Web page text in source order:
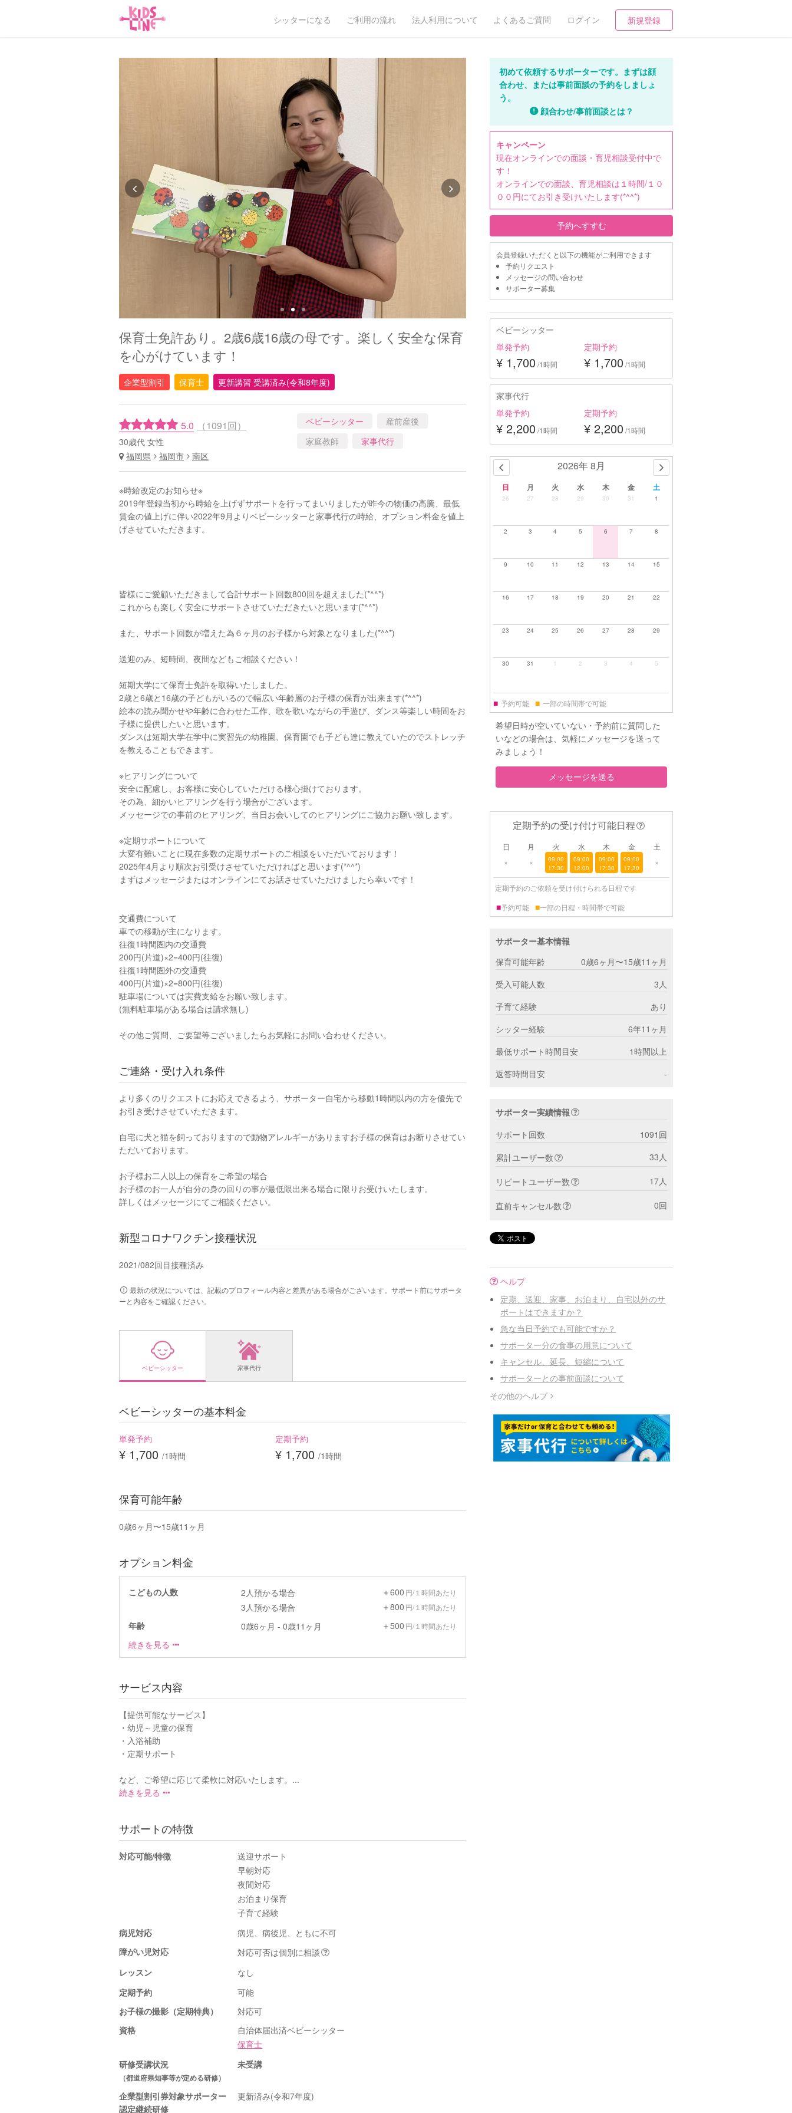
シッターになる ご利用の流れ 法人利用について よくあるご質問 ログイン 新規登録
保育士免許あり。2歳6歳16歳の母です。楽しく安全な保育
を心がけています！
企業型割引 保育士 更新講習 受講済み(令和8年度)
5.0 （1091回）
30歳代 女性
福岡県
福岡市 南区
ベビーシッター
産前産後
家庭教師
家事代行
※時給改定のお知らせ※
2019年登録当初から時給を上げずサポートを行ってまいりましたが昨今の物価の高騰、最低
賃金の値上げに伴い2022年9月よりベビーシッターと家事代行の時給、オプション料金を値上
げさせていただきます。
皆様にご愛顧いただきまして合計サポート回数800回を超えました(*^^*)
これからも楽しく安全にサポートさせていただきたいと思います(*^^*)
また、サポート回数が増えた為６ヶ月のお子様から対象となりました(*^^*)
送迎のみ、短時間、夜間などもご相談ください！
短期大学にて保育士免許を取得いたしました。
2歳と6歳と16歳の子どもがいるので幅広い年齢層のお子様の保育が出来ます(*^^*)
絵本の読み聞かせや年齢に合わせた工作、歌を歌いながらの手遊び、ダンス等楽しい時間をお
子様に提供したいと思います。
ダンスは短期大学在学中に実習先の幼稚園、保育園でも子ども達に教えていたのでストレッチ
を教えることもできます。
※ヒアリングについて
安全に配慮し、お客様に安心していただける様心掛けております。
その為、細かいヒアリングを行う場合がございます。
メッセージでの事前のヒアリング、当日お会いしてのヒアリングにご協力お願い致します。
※定期サポートについて
大変有難いことに現在多数の定期サポートのご相談をいただいております！
2025年4月より順次お引受けさせていただければと思います(*^^*)
まずはメッセージまたはオンラインにてお話させていただけましたら幸いです！
交通費について
車での移動が主になります。
往復1時間圏内の交通費
200円(片道)×2=400円(往復)
往復1時間圏外の交通費
400円(片道)×2=800円(往復)
駐車場については実費支給をお願い致します。
(無料駐車場がある場合は請求無し)
その他ご質問、ご要望等ございましたらお気軽にお問い合わせください。
ご連絡・受け入れ条件
より多くのリクエストにお応えできるよう、サポーター自宅から移動1時間以内の方を優先で
お引き受けさせていただきます。
自宅に犬と猫を飼っておりますので動物アレルギーがありますお子様の保育はお断りさせてい
ただいております。
お子様お二人以上の保育をご希望の場合
お子様のお一人が自分の身の回りの事が最低限出来る場合に限りお受けいたします。
詳しくはメッセージにてご相談ください。
新型コロナワクチン接種状況
2021/082回目接種済み
最新の状況については、記載のプロフィール内容と差異がある場合がございます。サポート前にサポータ
ーと内容をご確認ください。
ベビーシッター 家事代行
ベビーシッターの基本料金
単発予約
¥ 1,700 /1時間
定期予約
¥ 1,700 /1時間
保育可能年齢
0歳6ヶ月〜15歳11ヶ月
オプション料金
こどもの人数 2人預かる場合 ＋600 円/１時間あたり
3人預かる場合 ＋800 円/１時間あたり
年齢 0歳6ヶ月 - 0歳11ヶ月 ＋500 円/１時間あたり
続きを見る
サービス内容
【提供可能なサービス】
・幼児～児童の保育
・入浴補助
・定期サポート
など、ご希望に応じて柔軟に対応いたします。...
続きを見る
サポートの特徴
対応可能/特徴
送迎サポート
早朝対応
夜間対応
お泊まり保育
子育て経験
病児対応
病児、病後児、ともに不可
障がい児対応
対応可否は個別に相談
レッスン
なし
定期予約
可能
お子様の撮影（定期特典）
対応可
資格
自治体届出済ベビーシッター
保育士
研修受講状況
（都道府県知事等が定める研修）
未受講
企業型割引券対象サポーター
認定継続研修
更新済み(令和7年度)
初めて依頼するサポーターです。まずは顔
合わせ、または事前面談の予約をしましょ
う。
顔合わせ/事前面談とは？
キャンペーン
現在オンラインでの面談・育児相談受付中で
す！
オンラインでの面談、育児相談は１時間/１０
００円にてお引き受けいたします(*^^*)
予約へすすむ
会員登録いただくと以下の機能がご利用できます
予約リクエスト
メッセージの問い合わせ
サポーター募集
ベビーシッター
単発予約
¥ 1,700 /1時間
定期予約
¥ 1,700 /1時間
家事代行
単発予約
¥ 2,200 /1時間
定期予約
¥ 2,200 /1時間
2026年 8月
日 月 火 水 木 金 土
26 27 28 29 30 31 1
2 3 4 5 6 7 8
9 10 11 12 13 14 15
16 17 18 19 20 21 22
23 24 25 26 27 28 29
30 31 1 2 3 4 5
■ 予約可能 ■ 一部の時間帯で可能
希望日時が空いていない・予約前に質問した
いなどの場合は、気軽にメッセージを送って
みましょう！
メッセージを送る
定期予約の受け付け可能日程
日
×
月
×
火
09:00
|
17:30
水
09:00
|
12:00
木
09:00
|
17:30
金
09:00
|
17:30
土
×
定期予約のご依頼を受け付けられる日程です
■予約可能 ■一部の日程・時間帯で可能
サポーター基本情報
保育可能年齢
0歳6ヶ月〜15歳11ヶ月
受入可能人数
3人
子育て経験
あり
シッター経験
6年11ヶ月
最低サポート時間目安
1時間以上
返答時間目安
-
サポーター実績情報
サポート回数
1091回
累計ユーザー数
33人
リピートユーザー数 17人
直前キャンセル数 0回
ヘルプ
定期、送迎、家事、お泊まり、自宅以外のサ
ポートはできますか？
急な当日予約でも可能ですか？
サポーター分の食事の用意について
キャンセル、延長、短縮について
サポーターとの事前面談について
その他のヘルプ